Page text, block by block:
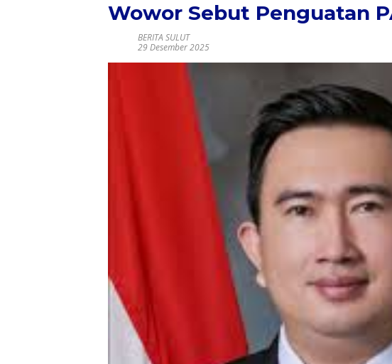
Wowor Sebut Penguatan
BERITA SULUT
29 Desember 2025